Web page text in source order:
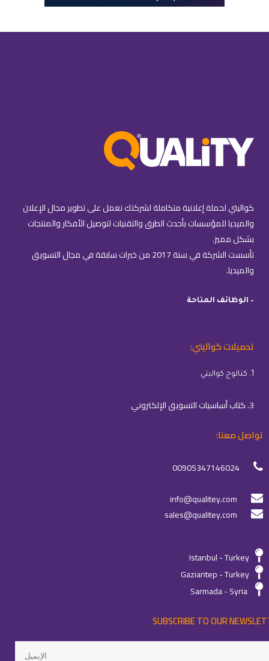
كواليتي لحملة إعلانية متكاملة لشركتك نعمل على تطوير مجال الإعلان
والميديا للمؤسسات بأحدث الطرق والتقنيات لتوصيل الأفكار والمنتجات
بشكل مميز.
تأسست الشركة في سنة 2017 من خبرات سابقة في مجال التسويق
والميديا.
– الوظائف المتاحة
تحميلات كواليتي:
1. كتالوج كواليتي
3. كتاب أساسيات التسويق الإلكتروني
تواصل معنا:
00905347146024
info@qualitey.com
sales@qualitey.com
Istanbul - Turkey
Gaziantep - Turkey
Sarmada - Syria
SUBSCRIBE TO OUR